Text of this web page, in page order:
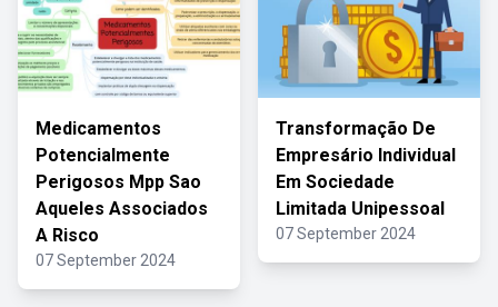
Medicamentos
Potencialmente
Perigosos Mpp Sao
Aqueles Associados
A Risco
07 September 2024
Transformação De
Empresário Individual
Em Sociedade
Limitada Unipessoal
07 September 2024